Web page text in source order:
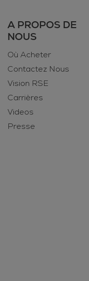
A PROPOS DE
NOUS
Où Acheter
Contactez Nous
Vision RSE
Carrières
Videos
Presse